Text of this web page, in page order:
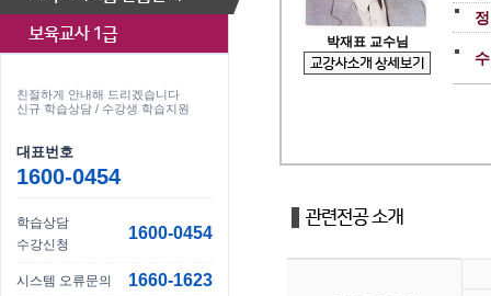
친절하게 안내해 드리겠습니다
신규 학습상담 / 수강생 학습지원
대표번호
1600-0454
학습상담
수강신청
1600-0454
시스템 오류문의 1660-1623
박재표 교수님